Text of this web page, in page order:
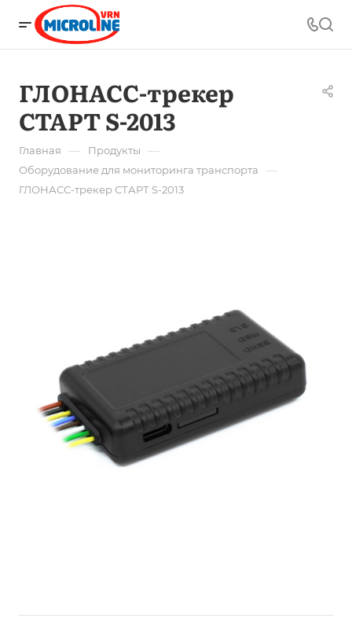
ГЛОНАСС-трекер
СТАРТ S-2013
Главная — Продукты —
Оборудование для мониторинга транспорта —
ГЛОНАСС-трекер СТАРТ S-2013